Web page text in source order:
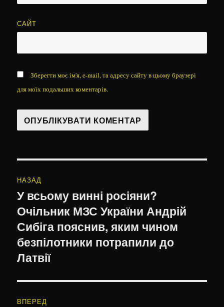
САЙТ
Зберегти моє ім'я, e-mail, та адресу сайту в цьому браузері
для моїх подальших коментарів.
записів
НАЗАД
Попередній
запис:
У всьому винні росіяни?
Очільник МЗС України Андрій
Сибіга пояснив, яким чином
безпілотники потрапили до
Латвії
ВПЕРЕД